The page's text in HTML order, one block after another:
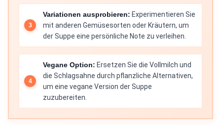
Variationen ausprobieren: Experimentieren Sie
mit anderen Gemüsesorten oder Kräutern, um
der Suppe eine persönliche Note zu verleihen.
Vegane Option: Ersetzen Sie die Vollmilch und
die Schlagsahne durch pflanzliche Alternativen,
um eine vegane Version der Suppe
zuzubereiten.